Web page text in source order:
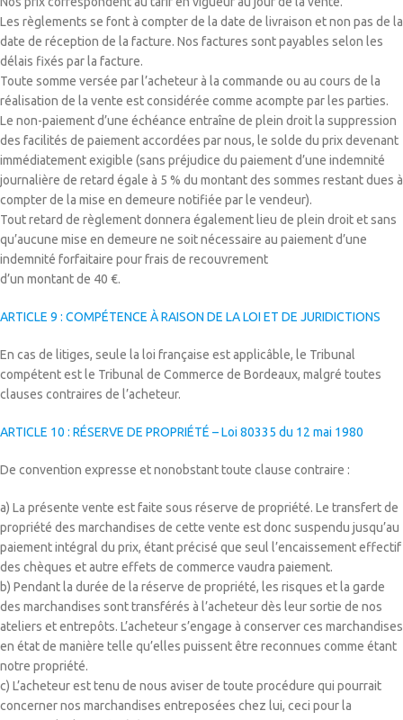
Les règlements se font à compter de la date de livraison et non pas de la
date de réception de la facture. Nos factures sont payables selon les
délais fixés par la facture.
Toute somme versée par l’acheteur à la commande ou au cours de la
réalisation de la vente est considérée comme acompte par les parties.
Le non-paiement d’une échéance entraîne de plein droit la suppression
des facilités de paiement accordées par nous, le solde du prix devenant
immédiatement exigible (sans préjudice du paiement d’une indemnité
journalière de retard égale à 5 % du montant des sommes restant dues à
compter de la mise en demeure notifiée par le vendeur).
Tout retard de règlement donnera également lieu de plein droit et sans
qu’aucune mise en demeure ne soit nécessaire au paiement d’une
indemnité forfaitaire pour frais de recouvrement
d’un montant de 40 €.
ARTICLE 9 : COMPÉTENCE À RAISON DE LA LOI ET DE JURIDICTIONS
En cas de litiges, seule la loi française est applicâble, le Tribunal
compétent est le Tribunal de Commerce de Bordeaux, malgré toutes
clauses contraires de l’acheteur.
ARTICLE 10 : RÉSERVE DE PROPRIÉTÉ – Loi 80335 du 12 mai 1980
De convention expresse et nonobstant toute clause contraire :
a) La présente vente est faite sous réserve de propriété. Le transfert de
propriété des marchandises de cette vente est donc suspendu jusqu’au
paiement intégral du prix, étant précisé que seul l’encaissement effectif
des chèques et autre effets de commerce vaudra paiement.
b) Pendant la durée de la réserve de propriété, les risques et la garde
des marchandises sont transférés à l’acheteur dès leur sortie de nos
ateliers et entrepôts. L’acheteur s’engage à conserver ces marchandises
en état de manière telle qu’elles puissent être reconnues comme étant
notre propriété.
c) L’acheteur est tenu de nous aviser de toute procédure qui pourrait
concerner nos marchandises entreposées chez lui, ceci pour la